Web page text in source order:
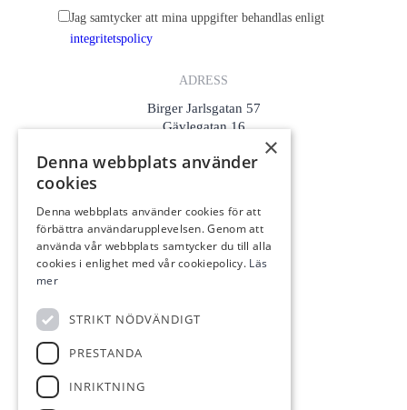
Jag samtycker att mina uppgifter behandlas enligt
integritetspolicy
ADRESS
Birger Jarlsgatan 57
Gävlegatan 16
info@lagerlofs.com
08-425 056 01
×
Denna webbplats använder
cookies
Denna webbplats använder cookies för att
förbättra användarupplevelsen. Genom att
använda vår webbplats samtycker du till alla
cookies i enlighet med vår cookiepolicy. Läs
mer
STRIKT NÖDVÄNDIGT
PRESTANDA
INRIKTNING